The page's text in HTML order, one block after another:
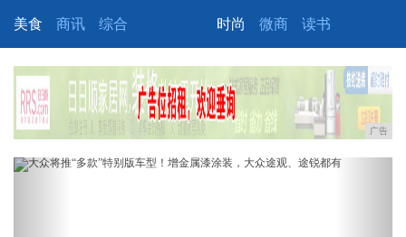
美食 商讯 综合 时尚 微商 读书
广告
Previous